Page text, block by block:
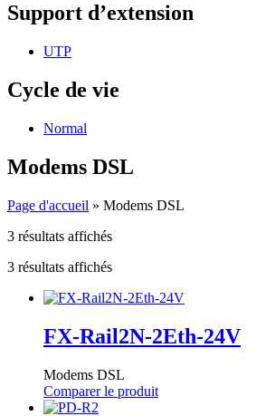
Support d’extension
UTP
Cycle de vie
Normal
Modems DSL
Page d'accueil » Modems DSL
3 résultats affichés
3 résultats affichés
FX-Rail2N-2Eth-24V
Modems DSL
Comparer le produit